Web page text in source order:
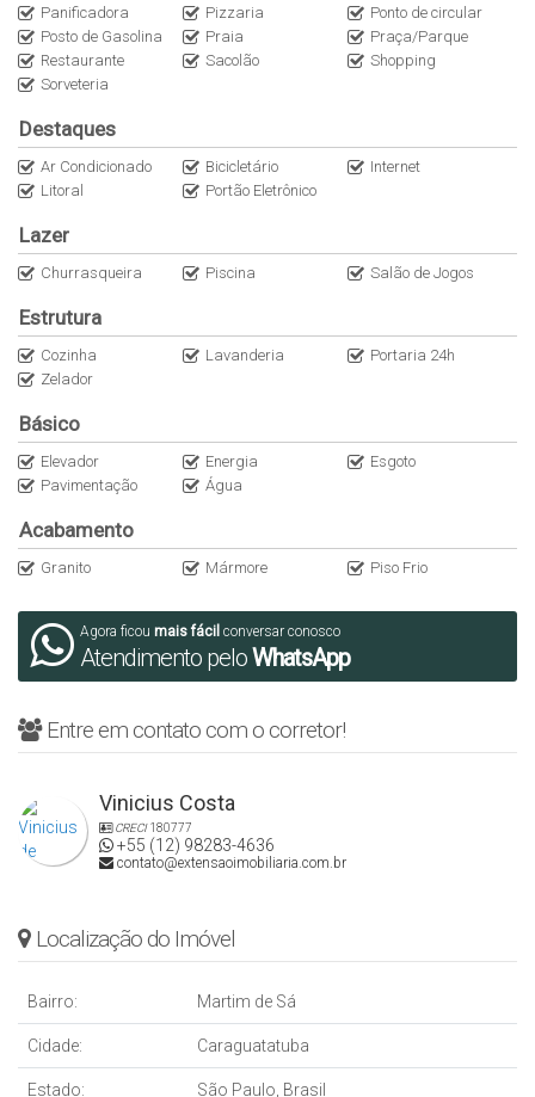
Salão de jogos;
Hobby box;
Documentação 100% ok. Aceita financiamento bancário.
Entre em contato para mais informações e agendamento de
visita!
O imóvel pode sofrer alterações de disponibilidade e valores sem
aviso prévio.
Nos reservamos ao direito de corrigir possíveis erros de
digitação.
Panificadora
Pizzaria
Ponto de circular
Posto de Gasolina
Praia
Praça/Parque
Restaurante
Sacolão
Shopping
Sorveteria
Destaques
Ar Condicionado Bicicletário
Internet
Litoral
Portão Eletrônico
Lazer
Churrasqueira Piscina Salão de Jogos
Estrutura
Cozinha Lavanderia
Portaria 24h
Zelador
Básico
Elevador Energia
Esgoto
Pavimentação
Água
Acabamento
Granito Mármore Piso Frio
Agora ficou mais fácil conversar conosco
Atendimento peloWhatsApp
Entre em contato com o corretor!
Vinicius Costa
CRECI180777
+55 (12) 98283-4636
contato@extensaoimobiliaria.com.br
Localização do Imóvel
Bairro: Martim de Sá
Cidade: Caraguatatuba
Estado: São Paulo, Brasil